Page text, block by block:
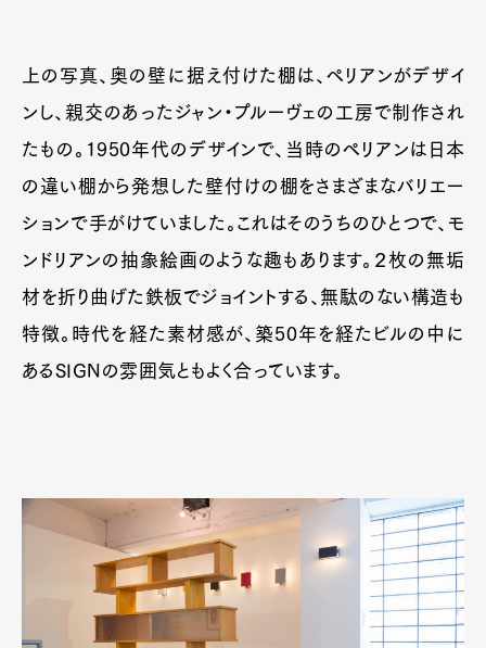
上の写真、奥の壁に据え付けた棚は、ペリアンがデザイ
ンし、親交のあったジャン・プルーヴェの工房で制作され
たもの。1950年代のデザインで、当時のペリアンは日本
の違い棚から発想した壁付けの棚をさまざまなバリエー
ションで手がけていました。これはそのうちのひとつで、モ
ンドリアンの抽象絵画のような趣もあります。２枚の無垢
材を折り曲げた鉄板でジョイントする、無駄のない構造も
特徴。時代を経た素材感が、築50年を経たビルの中に
あるSIGNの雰囲気ともよく合っています。